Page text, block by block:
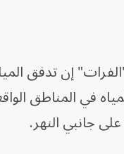
في المناطق
جانبي النهر.